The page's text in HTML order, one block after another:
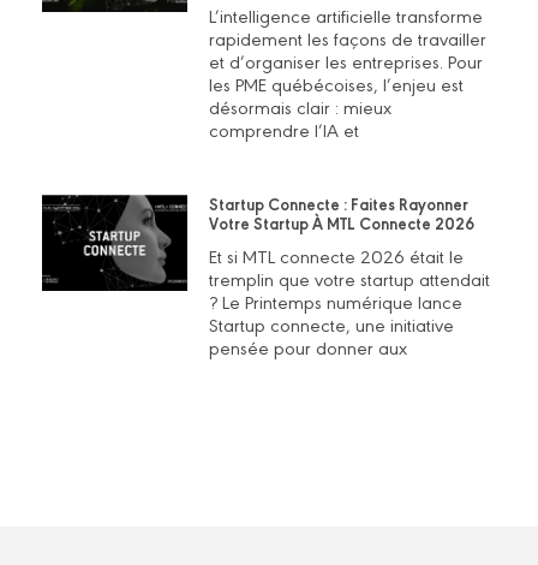
L’intelligence artificielle transforme
rapidement les façons de travailler
et d’organiser les entreprises. Pour
les PME québécoises, l’enjeu est
désormais clair : mieux
comprendre l’IA et
Startup Connecte : Faites Rayonner
Votre Startup À MTL Connecte 2026
Et si MTL connecte 2026 était le
tremplin que votre startup attendait
? Le Printemps numérique lance
Startup connecte, une initiative
pensée pour donner aux